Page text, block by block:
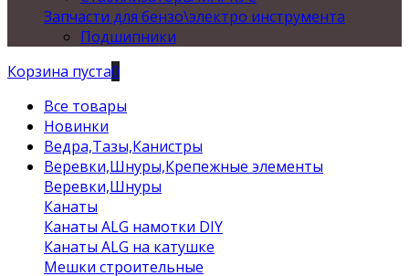
Запчасти для бензо\электро инструмента
Подшипники
Корзина пуста0
Все товары
Новинки
Ведра,Тазы,Канистры
Веревки,Шнуры,Крепежные элементы
Веревки,Шнуры
Канаты
Канаты ALG намотки DIY
Канаты ALG на катушке
Мешки строительные